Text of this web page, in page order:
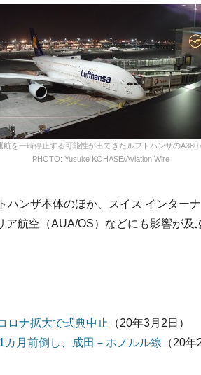
航を一時停止する可能性が出てきたルフトハンザのA380
PHOTO: Yusuke KOHASE/Aviation Wire
ンザ本体のほか、スイス インターナ
航空（AUA/OS）などにも影響が及
ロナ拡大で式典中止
（20年3月2日）
月前倒し、成田－ホノルル線 （20年